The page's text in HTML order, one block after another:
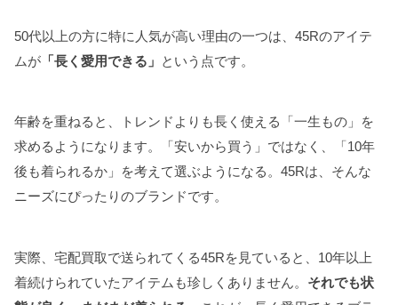
50代以上の方に特に人気が高い理由の一つは、45Rのアイテ
ムが 「長く愛用できる」 という点です。
年齢を重ねると、トレンドよりも長く使える「一生もの」を
求めるようになります。「安いから買う」ではなく、「10年
後も着られるか」を考えて選ぶようになる。45Rは、そんな
ニーズにぴったりのブランドです。
実際、宅配買取で送られてくる45Rを見ていると、10年以上
着続けられていたアイテムも珍しくありません。 それでも状